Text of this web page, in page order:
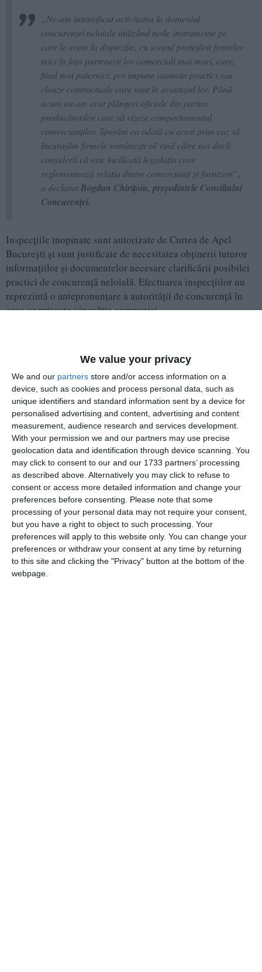
We value your privacy
We and our partners store and/or access information on a
device, such as cookies and process personal data, such as
unique identifiers and standard information sent by a device for
personalised advertising and content, advertising and content
measurement, audience research and services development.
With your permission we and our partners may use precise
geolocation data and identification through device scanning. You
may click to consent to our and our 1733 partners’ processing
as described above. Alternatively you may click to refuse to
consent or access more detailed information and change your
preferences before consenting.
Please note that some
processing of your personal data may not require your consent,
but you have a right to object to such processing. Your
preferences will apply to this website only. You can change your
preferences or withdraw your consent at any time by returning
to this site and clicking the "Privacy" button at the bottom of the
webpage.
„Ne-am intensificat activitatea în domeniul
concurenței neloiale utilizând noile instrumente pe
care le avem la dispoziție, cu scopul protejării firmelor
mici în fața partenerii lor comerciali mai mari, care,
fiind mai puternici, pot impune anumite practici sau
clauze contractuale care sunt în avantajul lor. Până
acum nu am avut plângeri oficiale din partea
producătorilor care să vizeze comportamentul
comercianților. Sperăm ca odată cu acest prim caz să
încurajăm firmele românești să vină către noi dacă
consideră că este încălcată legislația care
reglementează relația dintre comercianți și furnizori”,
a declaratBogdan Chirițoiu, președintele Consiliului
Concurenței.
Inspecțiile inopinate sunt autorizate de Curtea de Apel
București și sunt justificate de necesitatea obținerii tuturor
informațiilor și documentelor necesare clarificării posibilei
practici de concurență neloială. Efectuarea inspecțiilor nu
reprezintă o antepronunțare a autorității de concurență în
ceea ce privește vinovăția companiei.
ale practicilor comerciale loiale,
Consiliul Concurenței
poate sancționa cu amendă de până la 600.000 de lei și
poate interzice anumite practici comerciale.
De la intrarea în vigoare a Legii 81/2022 privind practicile
comerciale neloiale dintre întreprinderi în cadrul lanțului de
aprovizionare agricol și alimentar, autoritatea de concurență
a supravegheat punerea în acord a contractelor dintre
producători și retaileri cu legea menționată. În prezent,
Consiliul Concurenței derulează o analiză cu privire la
impactul aplicării legii și a trimis o serie de chestionare
pentru a identifica problemele cu care se confruntă
producătorii sau furnizorii în relațiile cu retailerii.
Despre Profi Rom Food SRL
Înființată în anul 1999, firma are sediul social pe Aleea